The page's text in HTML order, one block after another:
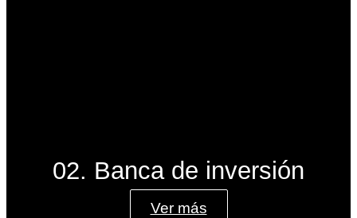
02. Banca de inversión
Ver más